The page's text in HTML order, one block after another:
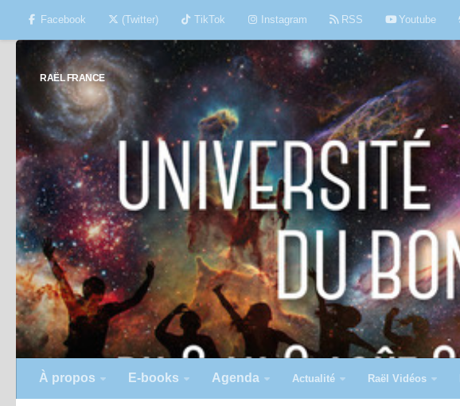
Skip to content
Facebook (Twitter) TikTok Instagram RSS Youtube
RAËL FRANCE
À propos E-books Agenda Actualité Raël Vidéos